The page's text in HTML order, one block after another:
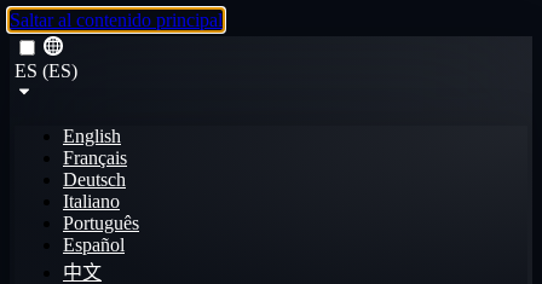
Saltar al contenido principal
ES (ES)
English
Français
Deutsch
Italiano
Português
Español
中文